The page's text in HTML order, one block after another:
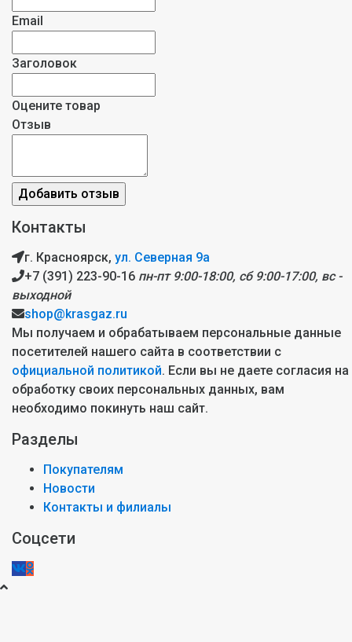
Email
Заголовок
Оцените товар
Отзыв
Контакты
г. Красноярск, ул. Северная 9а
+7 (391) 223-90-16 пн-пт 9:00-18:00, сб 9:00-17:00, вс -
выходной
shop@krasgaz.ru
Мы получаем и обрабатываем персональные данные
посетителей нашего сайта в соответствии с
официальной политикой. Если вы не даете согласия на
обработку своих персональных данных, вам
необходимо покинуть наш сайт.
Разделы
Покупателям
Новости
Контакты и филиалы
Соцсети